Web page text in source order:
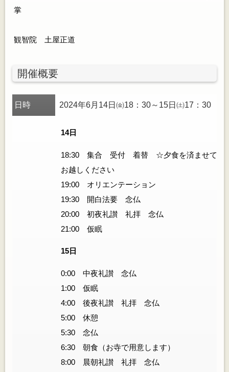
掌
観智院 土屋正道
開催概要
日時 2024年6月14日㈮18：30～15日㈯17：30
14日
18:30 集合 受付 着替 ☆夕食を済ませて
お越しください
19:00 オリエンテーション
19:30 開白法要 念仏
20:00 初夜礼讃 礼拝 念仏
21:00 仮眠
15日
0:00 中夜礼讃 念仏
1:00 仮眠
4:00 後夜礼讃 礼拝 念仏
5:00 休憩
5:30 念仏
6:30 朝食（お寺で用意します）
8:00 晨朝礼讃 礼拝 念仏